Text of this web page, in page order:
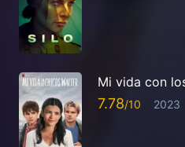
Mi vida con
7.78 2023